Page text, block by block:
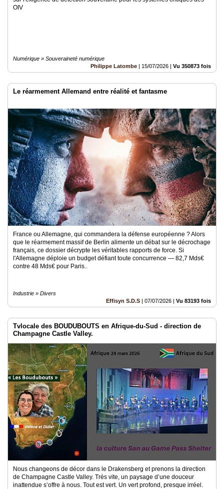
OIV
Numérique » Souveraineté numérique
Philippe Latombe | 15/07/2026 | Vu 350873 fois
Le réarmement Allemand entre réalité et fantasme
France ou Allemagne, qui commandera la défense européenne ? Alors
que le réarmement massif de Berlin alimente un débat sur le décrochage
français, ce dossier décrypte les véritables rapports de force. Si
l'Allemagne déploie un budget défiant toute concurrence — 82,7 Mds€
contre 48 Mds€ pour Paris..
Industrie » Divers
Effisyn S.D.S | 07/07/2026 | Vu 83193 fois
Tvlocale des BOUDUBOUTS en Afrique-du-Sud - direction de
Champagne Castle Valley.
Nous changeons de décor dans le Drakensberg et prenons la direction
de Champagne Castle Valley. Très vite, un paysage d’une douceur
inattendue s’offre à nous. Tout est vert. Un vert profond, presque irréel.